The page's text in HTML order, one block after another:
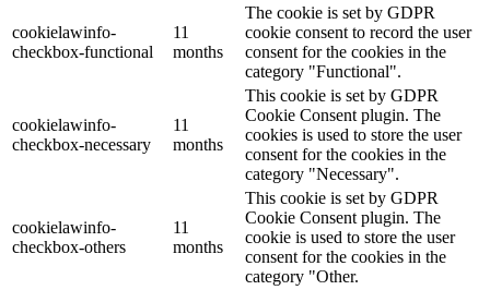
cookielawinfo-
checkbox-functional
11
months
The cookie is set by GDPR
cookie consent to record the user
consent for the cookies in the
category "Functional".
cookielawinfo-
checkbox-necessary
11
months
This cookie is set by GDPR
Cookie Consent plugin. The
cookies is used to store the user
consent for the cookies in the
category "Necessary".
cookielawinfo-
checkbox-others
11
months
This cookie is set by GDPR
Cookie Consent plugin. The
cookie is used to store the user
consent for the cookies in the
category "Other.